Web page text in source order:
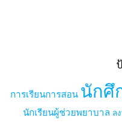
การเรียนการสอน นักศึ
นักเรียนผู้ช่วยพยาบาล ล